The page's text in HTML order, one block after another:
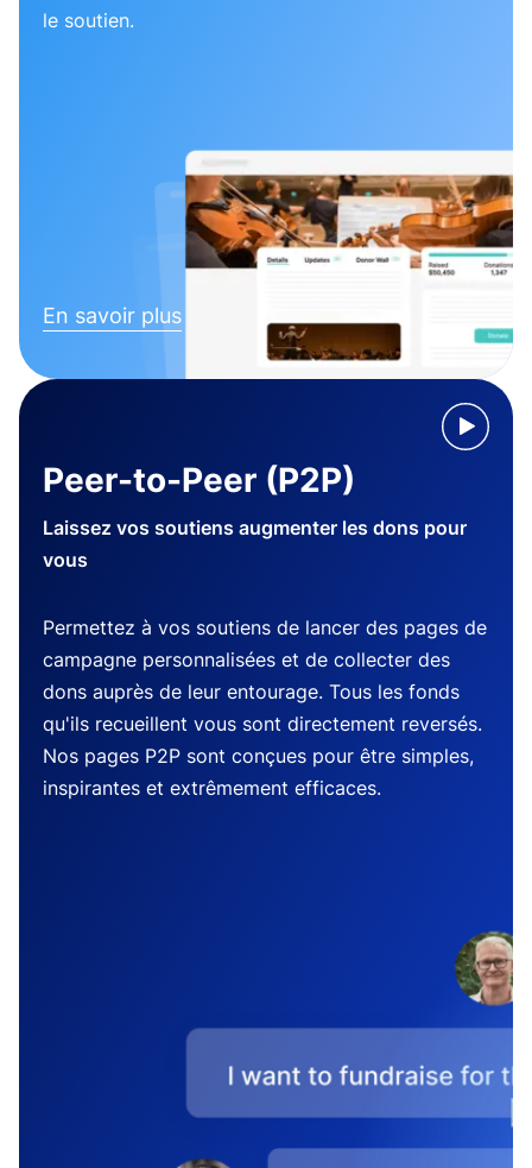
le soutien.
En savoir plus
Peer-to-Peer (P2P)
Laissez vos soutiens augmenter les dons pour
vous
Permettez à vos soutiens de lancer des pages de
campagne personnalisées et de collecter des
dons auprès de leur entourage. Tous les fonds
qu'ils recueillent vous sont directement reversés.
Nos pages P2P sont conçues pour être simples,
inspirantes et extrêmement efficaces.